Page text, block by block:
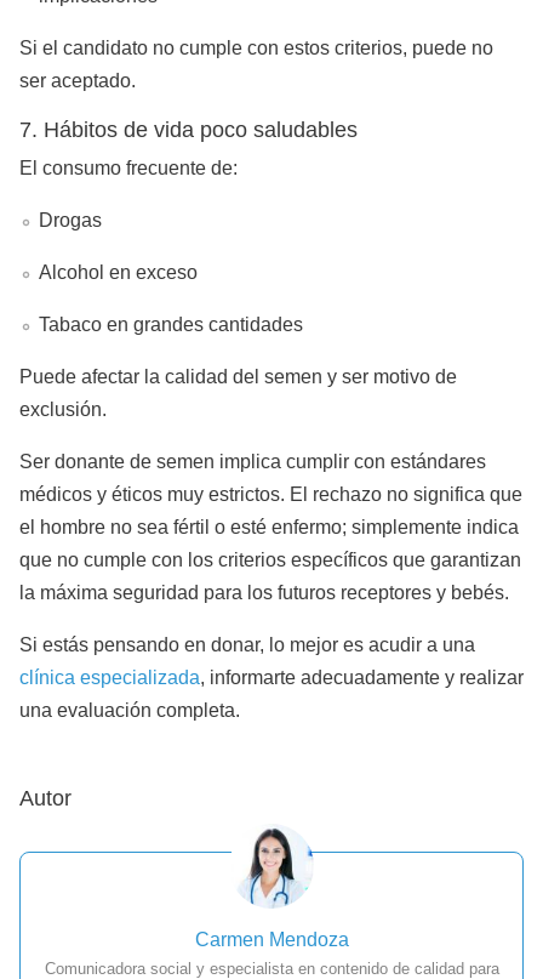
Si el candidato no cumple con estos criterios, puede no
ser aceptado.
7. Hábitos de vida poco saludables
El consumo frecuente de:
Drogas
Alcohol en exceso
Tabaco en grandes cantidades
Puede afectar la calidad del semen y ser motivo de
exclusión.
Ser donante de semen implica cumplir con estándares
médicos y éticos muy estrictos. El rechazo no significa que
el hombre no sea fértil o esté enfermo; simplemente indica
que no cumple con los criterios específicos que garantizan
la máxima seguridad para los futuros receptores y bebés.
Si estás pensando en donar, lo mejor es acudir a una
clínica especializada, informarte adecuadamente y realizar
una evaluación completa.
Autor
Carmen Mendoza
Comunicadora social y especialista en contenido de calidad para